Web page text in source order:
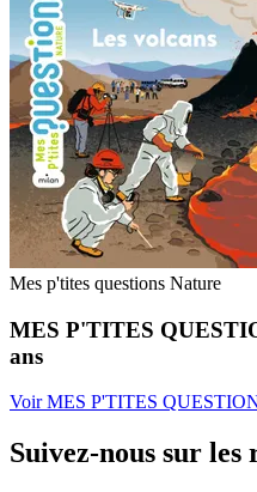
Mes p'tites questions Nature
MES P'TITES
ans
Voir MES P'TITES
Suivez-nous sur les